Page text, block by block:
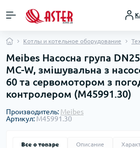
Котлы и котельное оборудование
Meibes Насосна група
MC-W, змішувальна з
60 та сервомотором з
контролером (M45991.30)
Производитель: Meibes
Артикул: M45991.30
Все о товаре Описание